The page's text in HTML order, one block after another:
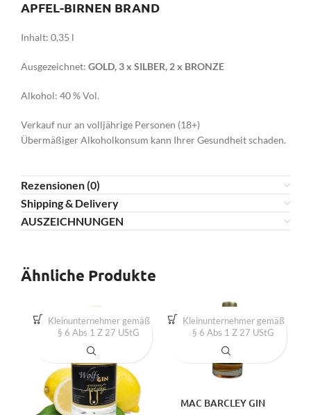
APFEL-BIRNEN BRAND
Inhalt: 0,35 l
Ausgezeichnet: GOLD, 3 x SILBER, 2 x BRONZE
Alkohol: 40 % Vol.
Verkauf nur an volljährige Personen (18+)
Übermäßiger Alkoholkonsum kann Ihrer Gesundheit schaden.
Rezensionen (0)
Shipping & Delivery
AUSZEICHNUNGEN
Ähnliche Produkte
Kleinunternehmer gemäß
§ 6 Abs 1 Z 27 UStG
MAC BARCLEY GIN
Kleinunternehmer gemäß
§ 6 Abs 1 Z 27 UStG